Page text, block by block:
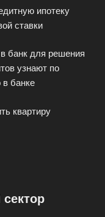
ипотеку
ставки
банк для решения
узнают по
банке
квартиру